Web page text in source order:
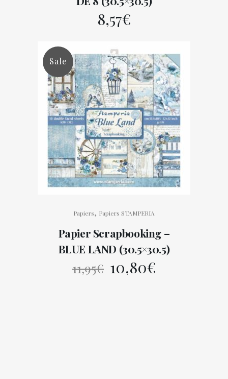
8,57€
Sale
Papiers, Papiers STAMPERIA
Papier Scrapbooking –
BLUE LAND (30.5×30.5)
11,95€ Le
10,80€